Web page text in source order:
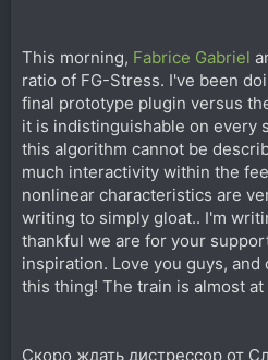
This morning, Fabrice Gabriel
ratio of FG-Stress. I've been
final prototype plugin versus
it is indistinguishable on every
this algorithm cannot be
much interactivity within the
nonlinear characteristics are
writing to simply gloat.. I'm
thankful we are for your
inspiration. Love you guys,
this thing! The train is almost
Скоро ждать дистрессор от